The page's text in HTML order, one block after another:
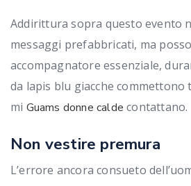
Addirittura sopra questo evento
messaggi prefabbricati, ma
accompagnatore essenziale,
da lapis blu giacche
mi Guams donne calde contattano.
Non vestire premura
L’errore ancora consueto